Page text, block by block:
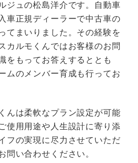
ジュの松島洋介です。自動車
車正規ディーラーで中古車の
てまいりました。その経験を
カルモくんではお客様のお問
をもってお答えするととも
ムのメンバー育成も行ってお
んは柔軟なプラン設定が可能
使用用途や人生設計に寄り添
フの実現に尽力させていただ
問い合わせください。